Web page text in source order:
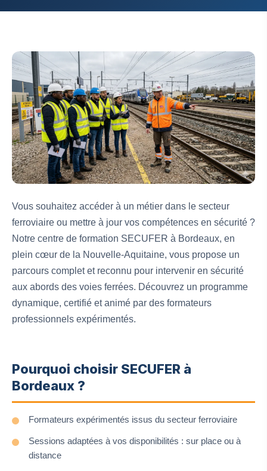
Vous souhaitez accéder à un métier dans le secteur
ferroviaire ou mettre à jour vos compétences en sécurité ?
Notre centre de formation SECUFER à Bordeaux, en
plein cœur de la Nouvelle-Aquitaine, vous propose un
parcours complet et reconnu pour intervenir en sécurité
aux abords des voies ferrées. Découvrez un programme
dynamique, certifié et animé par des formateurs
professionnels expérimentés.
Pourquoi choisir SECUFER à
Bordeaux ?
Formateurs expérimentés issus du secteur ferroviaire
Sessions adaptées à vos disponibilités : sur place ou à
distance